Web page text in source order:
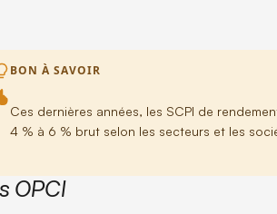
BON À SAVOIR
Ces dernières années, les SCPI de
4 % à 6 % brut selon les secteurs et les
OPCI